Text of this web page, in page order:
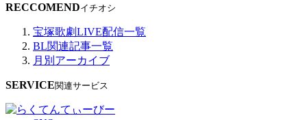
RECCOMENDイチオシ
宝塚歌劇LIVE配信一覧
BL関連記事一覧
月別アーカイブ
SERVICE関連サービス